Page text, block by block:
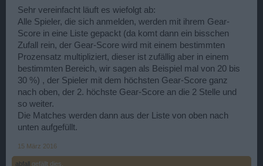
Sehr vereinfacht läuft es wiefolgt ab:
Alle Spieler, die sich anmelden, werden mit ihrem Gear-
Score in eine Liste gepackt (da komt dann ein bisschen
Zufall rein, der Gear-Score wird mit einem bestimmten
Prozensatz multipliziert, dieser ist zufällig aber in einem
bestimmten Bereich, wir sagen als Beispiel mal von 20 bis
30 %) , der Spieler mit dem höchsten Gear-Score ganz
nach oben, der 2. höchste Gear-Score an die 2 Stelle und
so weiter.
Die Matches werden dann aus der Liste von oben nach
unten aufgefüllt.
15 März 2016
abfall gefällt dies.